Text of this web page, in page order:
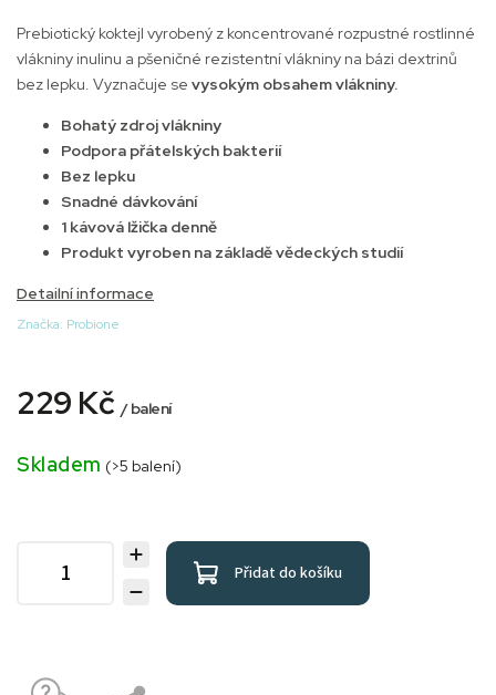
Prebiotický koktejl vyrobený z koncentrované rozpustné rostlinné
vlákniny inulinu a pšeničné rezistentní vlákniny na bázi dextrinů
bez lepku. Vyznačuje se vysokým obsahem vlákniny.
Bohatý zdroj vlákniny
Podpora přátelských bakterií
Bez lepku
Snadné dávkování
1 kávová lžička denně
Produkt vyroben na základě vědeckých studií
Detailní informace
Značka: Probione
229 Kč / balení
Skladem (>5 balení)
Přidat do košíku